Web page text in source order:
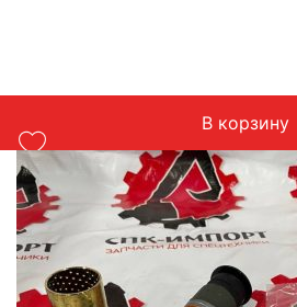
В корзину